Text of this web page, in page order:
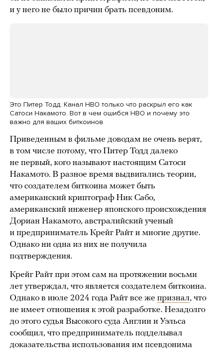
и у него не было причин брать псевдоним.
Это Питер Тодд. Канал HBO только что раскрыл его как
Сатоси Накамото. Вот в чем ошибся HBO и почему это
важно для ваших биткоинов
Приведенным в фильме доводам не очень верят,
в том числе потому, что Питер Тодд далеко
не первый, кого называют настоящим Сатоси
Накамото. В разное время выдвигались теории,
что создателем биткоина может быть
американский криптограф Ник Сабо,
американский инженер японского происхождения
Дориан Накамото, австралийский ученый
и предприниматель Крейг Райт и многие другие.
Однако ни одна из них не получила
подтверждения.
Крейг Райт при этом сам на протяжении восьми
лет утверждал, что является создателем биткоина.
Однако в июле 2024 года Райт все же признал, что
не имеет отношения к этой разработке. Незадолго
до этого судья Высокого суда Англии и Уэльса
сообщил, что предприниматель подделывал
доказательства использования им псевдонима